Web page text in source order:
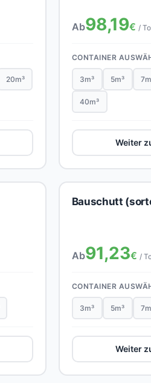
20m³
Ab98,19€ /
CONTAINER
3m³ 5m³
40m³
Weiter
Bauschutt
Ab91,23€ /
CONTAINER
3m³ 5m³
Weiter